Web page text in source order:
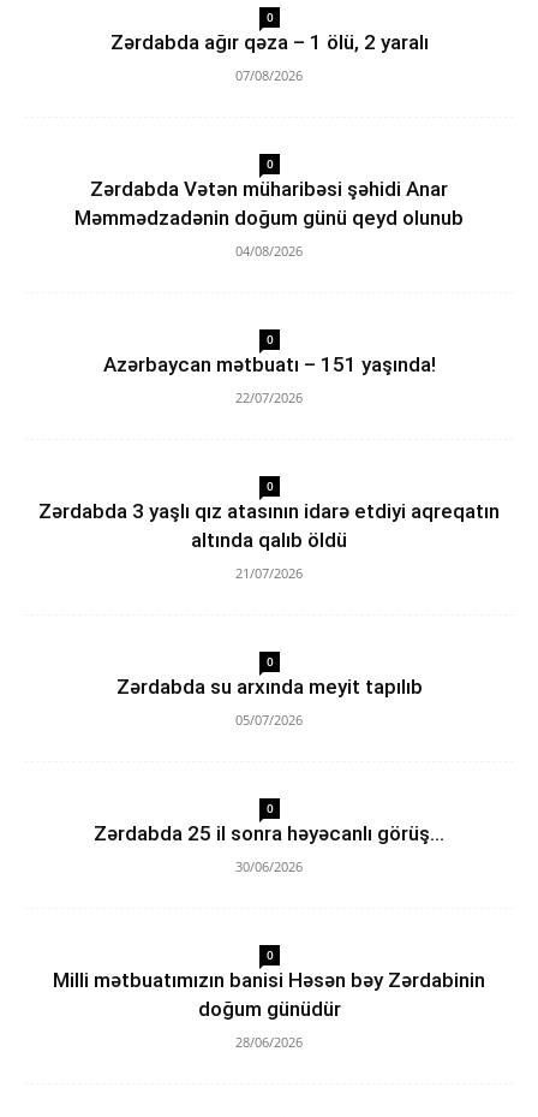
0
Zərdabda ağır qəza – 1 ölü, 2 yaralı
07/08/2026
0
Zərdabda Vətən müharibəsi şəhidi Anar
Məmmədzadənin doğum günü qeyd olunub
04/08/2026
0
Azərbaycan mətbuatı – 151 yaşında!
22/07/2026
0
Zərdabda 3 yaşlı qız atasının idarə etdiyi aqreqatın
altında qalıb öldü
21/07/2026
0
Zərdabda su arxında meyit tapılıb
05/07/2026
0
Zərdabda 25 il sonra həyəcanlı görüş…
30/06/2026
0
Milli mətbuatımızın banisi Həsən bəy Zərdabinin
doğum günüdür
28/06/2026